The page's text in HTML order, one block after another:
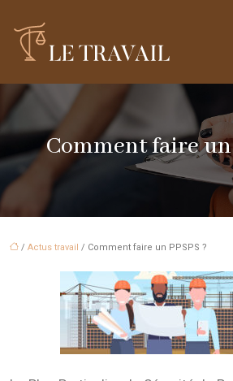
Comment faire un
/ Actus travail / Comment faire un PPSPS ?